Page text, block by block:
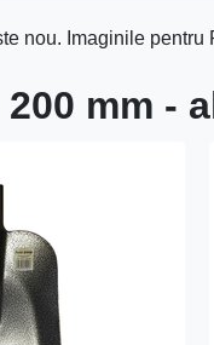
nou. Imaginile pentru
mm -